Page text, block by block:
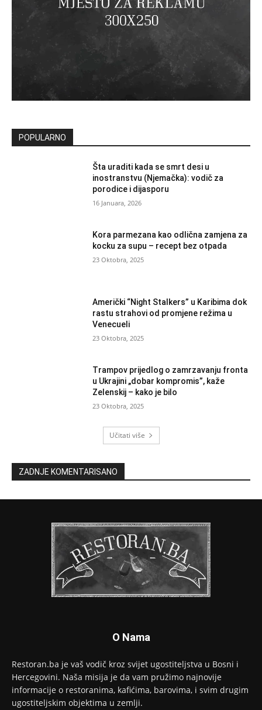
POPULARNO
Šta uraditi kada se smrt desi u
inostranstvu (Njemačka): vodič za
porodice i dijasporu
16 Januara, 2026
Kora parmezana kao odlična zamjena za
kocku za supu – recept bez otpada
23 Oktobra, 2025
Američki “Night Stalkers” u Karibima dok
rastu strahovi od promjene režima u
Venecueli
23 Oktobra, 2025
Trampov prijedlog o zamrzavanju fronta
u Ukrajini „dobar kompromis”, kaže
Zelenskij – kako je bilo
23 Oktobra, 2025
Učitati više
ZADNJE KOMENTARISANO
O Nama
Restoran.ba je vaš vodič kroz svijet ugostiteljstva u Bosni i
Hercegovini. Naša misija je da vam pružimo najnovije
informacije o restoranima, kafićima, barovima, i svim drugim
ugostiteljskim objektima u zemlji.